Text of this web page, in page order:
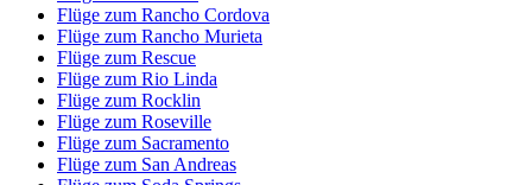
Flüge zum Rancho Cordova
Flüge zum Rancho Murieta
Flüge zum Rescue
Flüge zum Rio Linda
Flüge zum Rocklin
Flüge zum Roseville
Flüge zum Sacramento
Flüge zum San Andreas